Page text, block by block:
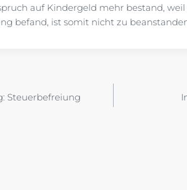
auf Kindergeld mehr bestand,
befand, ist somit nicht zu
Steuerbefreiung